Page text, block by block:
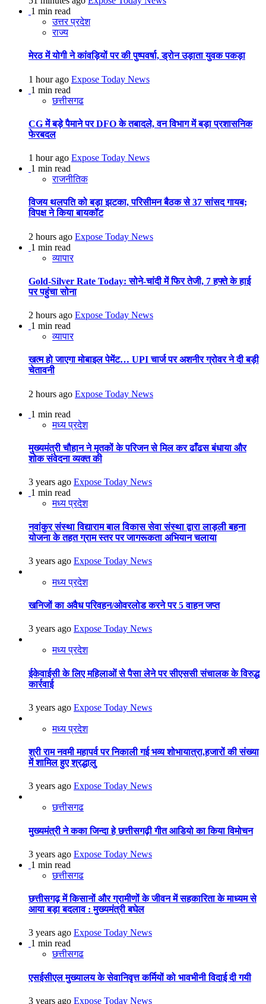
1 min read
उत्तर प्रदेश
राज्य
मेरठ में योगी ने कांवड़ियों पर की पुष्पवर्षा, ड्रोन उड़ाता युवक पकड़ा
1 hour ago Expose Today News
1 min read
छत्तीसगढ
CG में बड़े पैमाने पर DFO के तबादले, वन विभाग में बड़ा प्रशासनिक
फेरबदल
1 hour ago Expose Today News
1 min read
राजनीतिक
विजय थलपति को बड़ा झटका, परिसीमन बैठक से 37 सांसद गायब;
विपक्ष ने किया बायकॉट
2 hours ago Expose Today News
1 min read
व्यापार
Gold-Silver Rate Today: सोने-चांदी में फिर तेजी, 7 हफ्ते के हाई
पर पहुंचा सोना
2 hours ago Expose Today News
1 min read
व्यापार
खत्म हो जाएगा मोबाइल पेमेंट… UPI चार्ज पर अशनीर ग्रोवर ने दी बड़ी
चेतावनी
2 hours ago Expose Today News
1 min read
मध्य प्रदेश
मुख्यमंत्री चौहान ने मृतकों के परिजन से मिल कर ढाँढस बंधाया और
शोक संवेदना व्यक्त की
3 years ago Expose Today News
1 min read
मध्य प्रदेश
नवांकुर संस्था विद्याराम बाल विकास सेवा संस्था द्वारा लाड़ली बहना
योजना के तहत ग्राम स्तर पर जागरूकता अभियान चलाया
3 years ago Expose Today News
मध्य प्रदेश
खनिजों का अवैध परिवहन/ओवरलोड करने पर 5 वाहन जप्त
3 years ago Expose Today News
मध्य प्रदेश
ईकेवाईसी के लिए महिलाओं से पैसा लेने पर सीएससी संचालक के विरुद्ध
कार्रवाई
3 years ago Expose Today News
मध्य प्रदेश
श्री राम नवमी महापर्व पर निकाली गई भव्य शोभायात्रा,हजारों की संख्या
में शामिल हुए श्रद्धालु
3 years ago Expose Today News
छत्तीसगढ
मुख्यमंत्री ने कका जिन्दा हे छत्तीसगढ़ी गीत आडियो का किया विमोचन
3 years ago Expose Today News
1 min read
छत्तीसगढ
छत्तीसगढ़ में किसानों और ग्रामीणों के जीवन में सहकारिता के माध्यम से
आया बड़ा बदलाव : मुख्यमंत्री बघेल
3 years ago Expose Today News
1 min read
छत्तीसगढ
एसईसीएल मुख्यालय के सेवानिवृत्त कर्मियों को भावभीनी विदाई दी गयी
3 years ago Expose Today News